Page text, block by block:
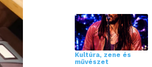
Kultúra, zene és
művészet